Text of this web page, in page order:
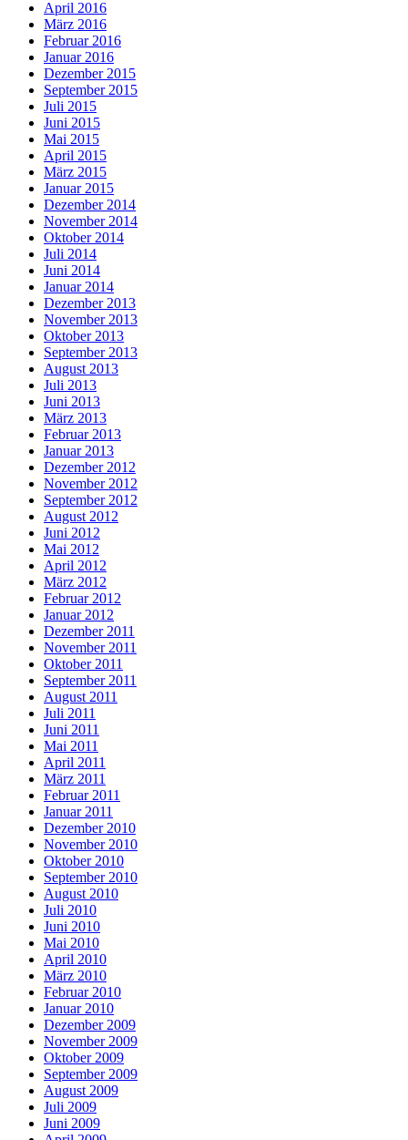
April 2016
März 2016
Februar 2016
Januar 2016
Dezember 2015
September 2015
Juli 2015
Juni 2015
Mai 2015
April 2015
März 2015
Januar 2015
Dezember 2014
November 2014
Oktober 2014
Juli 2014
Juni 2014
Januar 2014
Dezember 2013
November 2013
Oktober 2013
September 2013
August 2013
Juli 2013
Juni 2013
März 2013
Februar 2013
Januar 2013
Dezember 2012
November 2012
September 2012
August 2012
Juni 2012
Mai 2012
April 2012
März 2012
Februar 2012
Januar 2012
Dezember 2011
November 2011
Oktober 2011
September 2011
August 2011
Juli 2011
Juni 2011
Mai 2011
April 2011
März 2011
Februar 2011
Januar 2011
Dezember 2010
November 2010
Oktober 2010
September 2010
August 2010
Juli 2010
Juni 2010
Mai 2010
April 2010
März 2010
Februar 2010
Januar 2010
Dezember 2009
November 2009
Oktober 2009
September 2009
August 2009
Juli 2009
Juni 2009